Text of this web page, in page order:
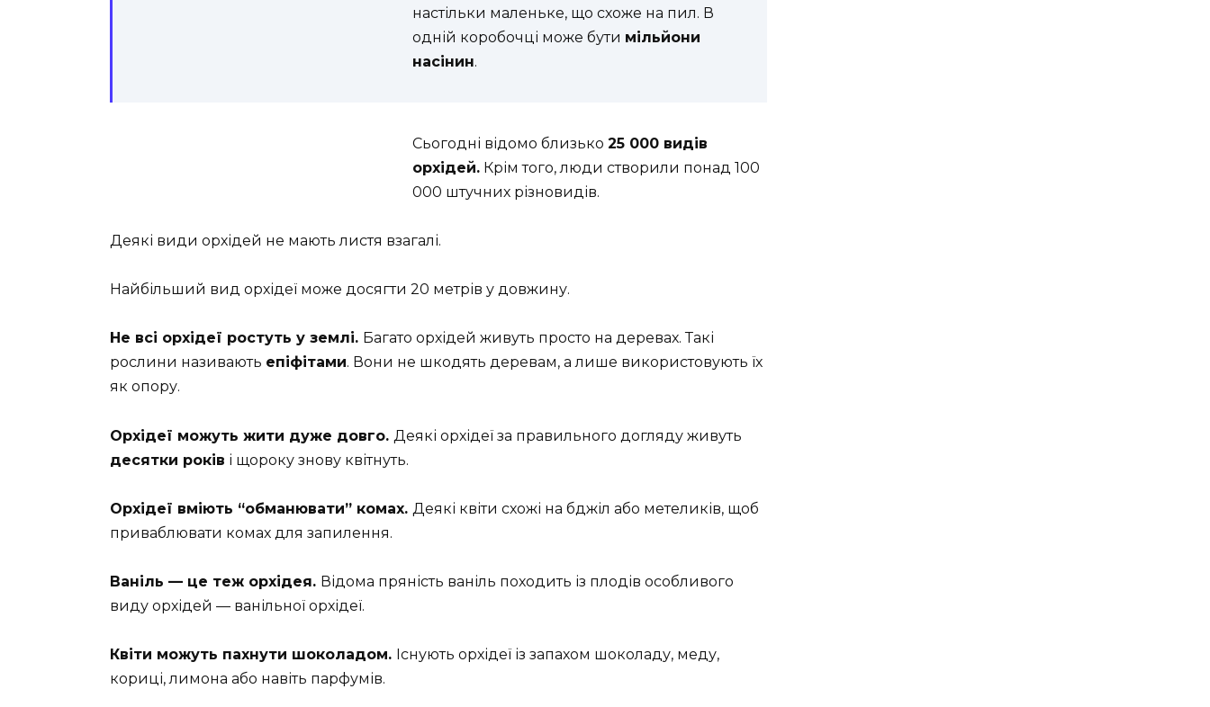
настільки маленьке, що схоже на пил. В
одній коробочці може бути мільйони
насінин.
Сьогодні відомо близько 25 000 видів
орхідей. Крім того, люди створили понад 100
000 штучних різновидів.
Деякі види орхідей не мають листя взагалі.
Найбільший вид орхідеї може досягти 20 метрів у довжину.
Не всі орхідеї ростуть у землі. Багато орхідей живуть просто на деревах. Такі
рослини називають епіфітами. Вони не шкодять деревам, а лише використовують їх
як опору.
Орхідеї можуть жити дуже довго. Деякі орхідеї за правильного догляду живуть
десятки років і щороку знову квітнуть.
Орхідеї вміють “обманювати” комах. Деякі квіти схожі на бджіл або метеликів, щоб
приваблювати комах для запилення.
Ваніль — це теж орхідея. Відома пряність ваніль походить із плодів особливого
виду орхідей — ванільної орхідеї.
Квіти можуть пахнути шоколадом. Існують орхідеї із запахом шоколаду, меду,
кориці, лимона або навіть парфумів.